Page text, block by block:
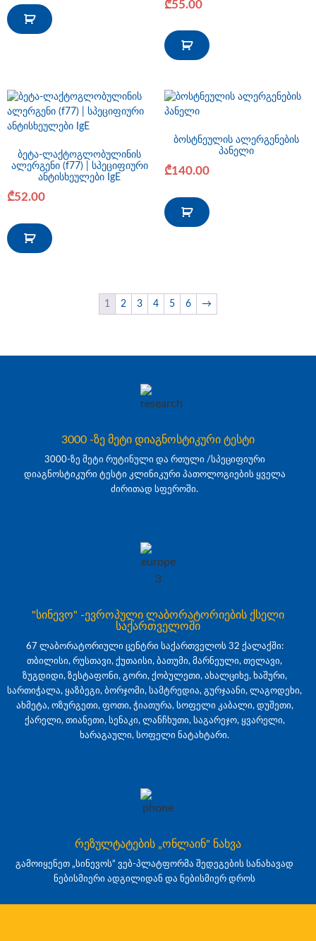
₾55.00
ბეტა-ლაქტოგლობულინის
ალერგენი (f77) | სპეციფიური
ანტისხეულები IgE
₾52.00
ბოსტნეულის ალერგენების
პანელი
₾140.00
1 2 3 4 5 6 →
3000 -ზე მეტი დიაგნოსტიკური ტესტი
3000-ზე მეტი რუტინული და რთული /სპეციფიური
დიაგნოსტიკური ტესტი კლინიკური პათოლოგიების ყველა
ძირითად სფეროში.
"სინევო" -ევროპული ლაბორატორიების ქსელი
საქართველოში
67 ლაბორატორიული ცენტრი საქართველოს 32 ქალაქში:
თბილისი, რუსთავი, ქუთაისი, ბათუმი, მარნეული, თელავი,
ზუგდიდი, ზესტაფონი, გორი, ქობულეთი, ახალციხე, ხაშური,
სართიჭალა, ყაზბეგი, ბორჯომი, სამტრედია, გურჯაანი, ლაგოდეხი,
ახმეტა, ოზურგეთი, ფოთი, ჭიათურა, სოფელი კაბალი, დუშეთი,
ქარელი, თიანეთი, სენაკი, ლანჩხუთი, საგარეჯო, ყვარელი,
ხარაგაული, სოფელი ნატახტარი.
რეზულტატების „ონლაინ" ნახვა
გამოიყენეთ „სინევოს“ ვებ-პლატფორმა შედეგების სანახავად
ნებისმიერი ადგილიდან და ნებისმიერ დროს